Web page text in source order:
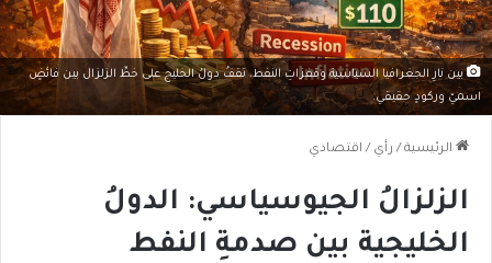
بين نارِ الجغرافيا السياسية وقفزاتِ النفط، تقفُ دولُ الخليج على خطِّ الزلزال بين فائضٍ
اسميّ وركودٍ حقيقي.
الرئيسية / رأي / اقتصادي
الزلزالُ الجيوسياسي: الدولُ
الخليجية بين صدمةِ النفط